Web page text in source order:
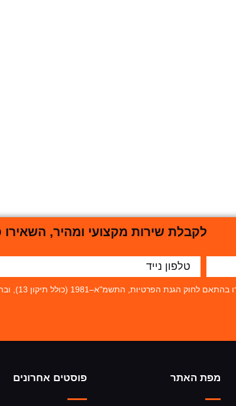
לקבלת שירות מקצועי ומהיר, השאירו
הפרטיות, התשמ"א–1981 (כולל תיקון 13), ובהתאם ל
מפת האתר פוסטים אחרונים